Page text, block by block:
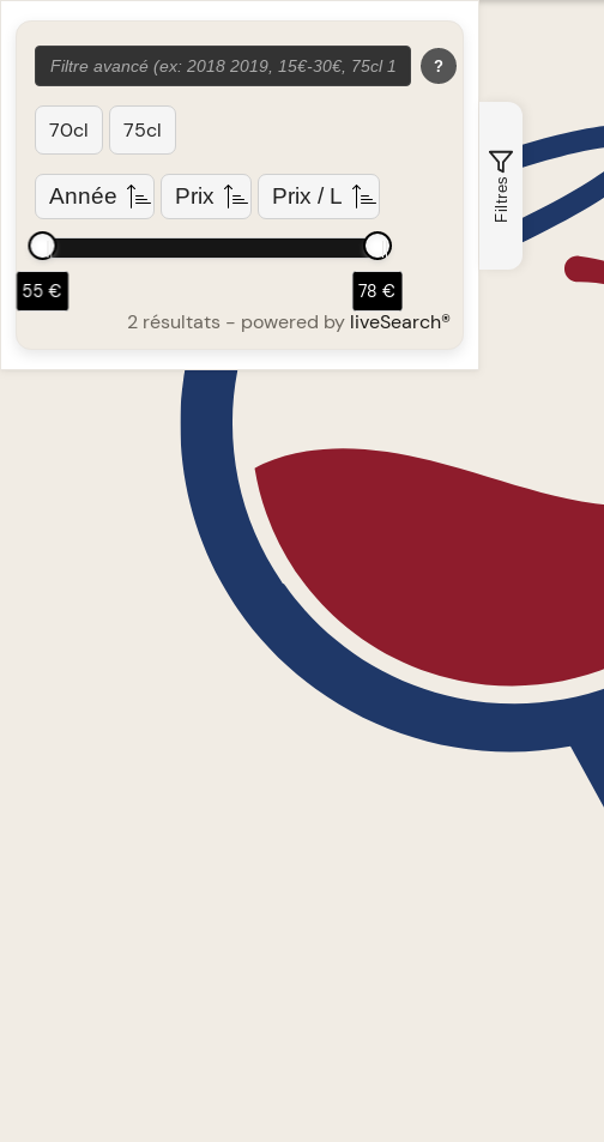
?
2 résultats - powered by liveSearch®
70cl 75cl
55 € 78 €
Année Prix Prix / L Filtres